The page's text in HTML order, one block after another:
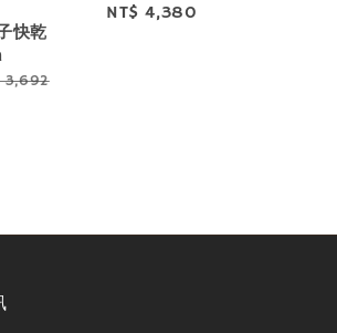
快乾
3,692
Regular
NT$ 4,380